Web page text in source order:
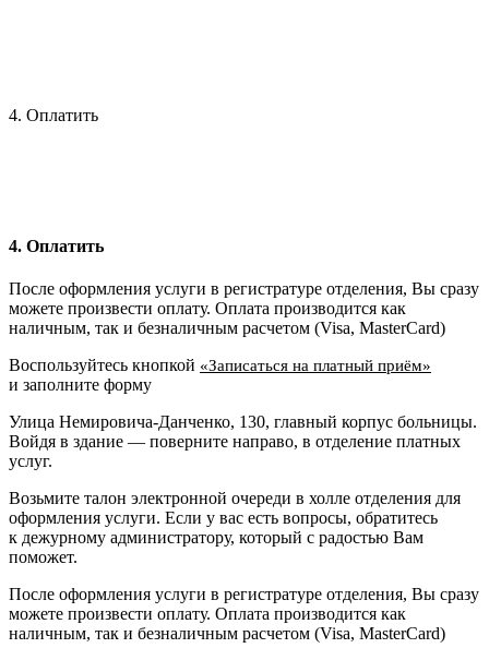
4. Оплатить
4. Оплатить
После оформления услуги в регистратуре отделения, Вы сразу
можете произвести оплату. Оплата производится как
наличным, так и безналичным расчетом (Visa, MasterCard)
Воспользуйтесь кнопкой «Записаться на платный приём»
и заполните форму
Улица Немировича-Данченко, 130, главный корпус больницы.
Войдя в здание — поверните направо, в отделение платных
услуг.
Возьмите талон электронной очереди в холле отделения для
оформления услуги. Если у вас есть вопросы, обратитесь
к дежурному администратору, который с радостью Вам
поможет.
После оформления услуги в регистратуре отделения, Вы сразу
можете произвести оплату. Оплата производится как
наличным, так и безналичным расчетом (Visa, MasterCard)